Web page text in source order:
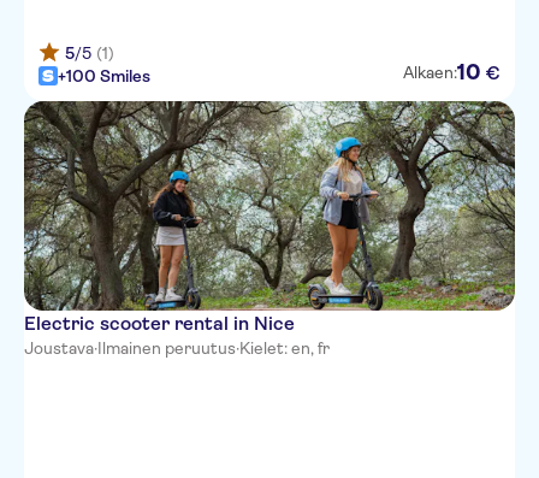
5/5 (1)
+100 Smiles
Alkaen:10 €
Electric scooter rental in Nice
Joustava·Ilmainen peruutus·Kielet: en, fr